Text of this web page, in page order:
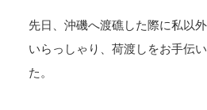
先日、沖磯へ渡礁した際に私以
いらっしゃり、荷渡しをお手伝
た。